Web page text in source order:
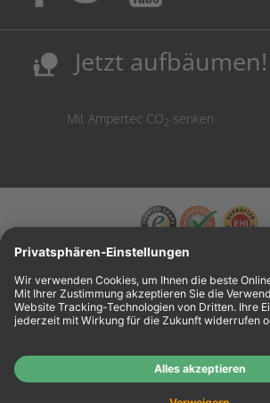
Kosten senken, Ressourcen schonen.
nature_people Jetzt aufbäumen!
Mit Ampertec CO2 senken